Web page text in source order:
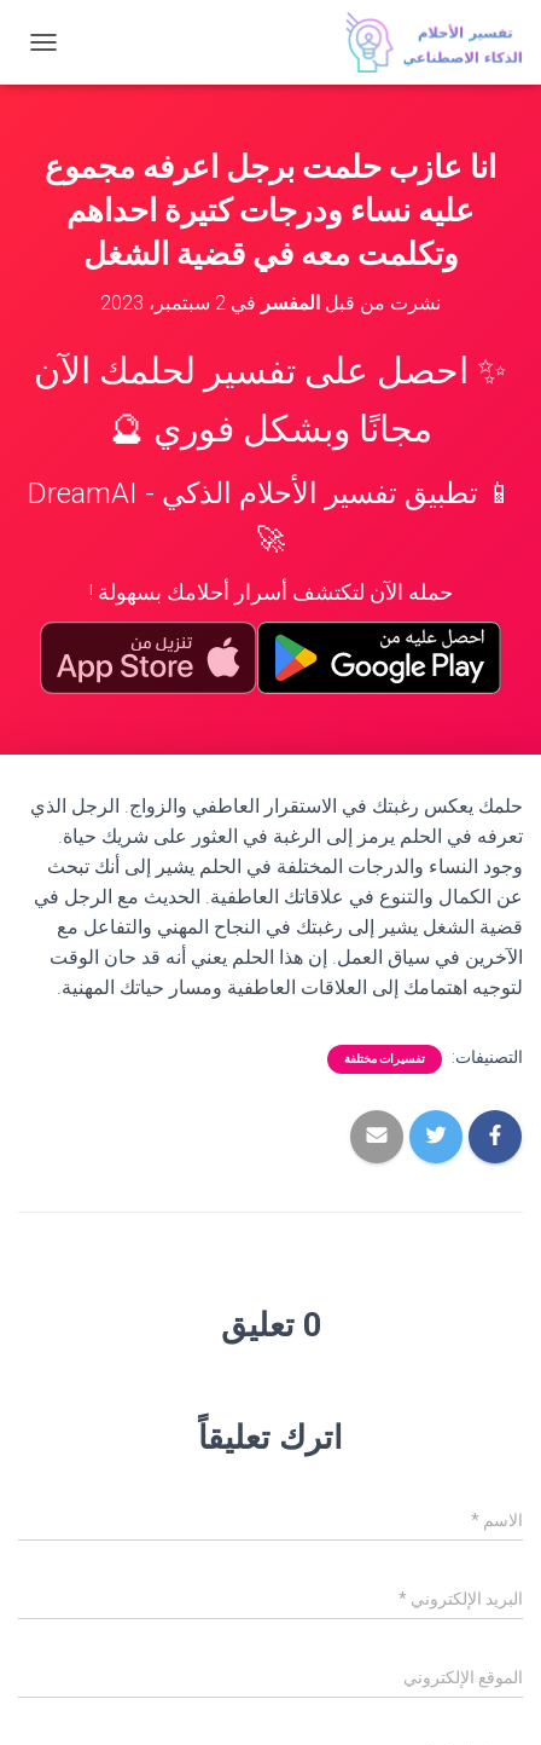
ب
انا عازب حلمت برجل اعرفه مجموع
عليه نساء ودرجات كتيرة احداهم
وتكلمت معه في قضية الشغل
نشرت من قبل المفسر في 2 سبتمبر، 2023
✨ احصل على تفسير لحلمك الآن
مجانًا وبشكل فوري 🔮
📱 تطبيق تفسير الأحلام الذكي - DreamAI
🚀
حمله الآن لتكتشف أسرار أحلامك بسهولة !
حلمك يعكس رغبتك في الاستقرار العاطفي والزواج. الرجل الذي
تعرفه في الحلم يرمز إلى الرغبة في العثور على شريك حياة.
وجود النساء والدرجات المختلفة في الحلم يشير إلى أنك تبحث
عن الكمال والتنوع في علاقاتك العاطفية. الحديث مع الرجل في
قضية الشغل يشير إلى رغبتك في النجاح المهني والتفاعل مع
الآخرين في سياق العمل. إن هذا الحلم يعني أنه قد حان الوقت
لتوجيه اهتمامك إلى العلاقات العاطفية ومسار حياتك المهنية.
التصنيفات: تفسيرات مختلفة
0 تعليق
اترك تعليقاً
الاسم *
البريد الإلكتروني *
الموقع الإلكتروني